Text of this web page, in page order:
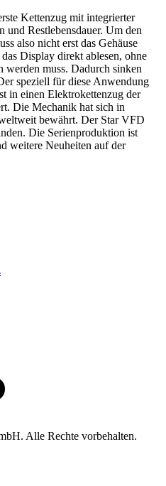
Kettenzug mit integrierter
und Restlebensdauer. Um den
also nicht erst das Gehäuse
Display direkt ablesen, ohne
werden muss. Dadurch sinken
speziell für diese Anwendung
in einen Elektrokettenzug der
Die Mechanik hat sich in
bewährt. Der Star VFD
Die Serienproduktion ist
weitere Neuheiten auf der
Alle Rechte vorbehalten.